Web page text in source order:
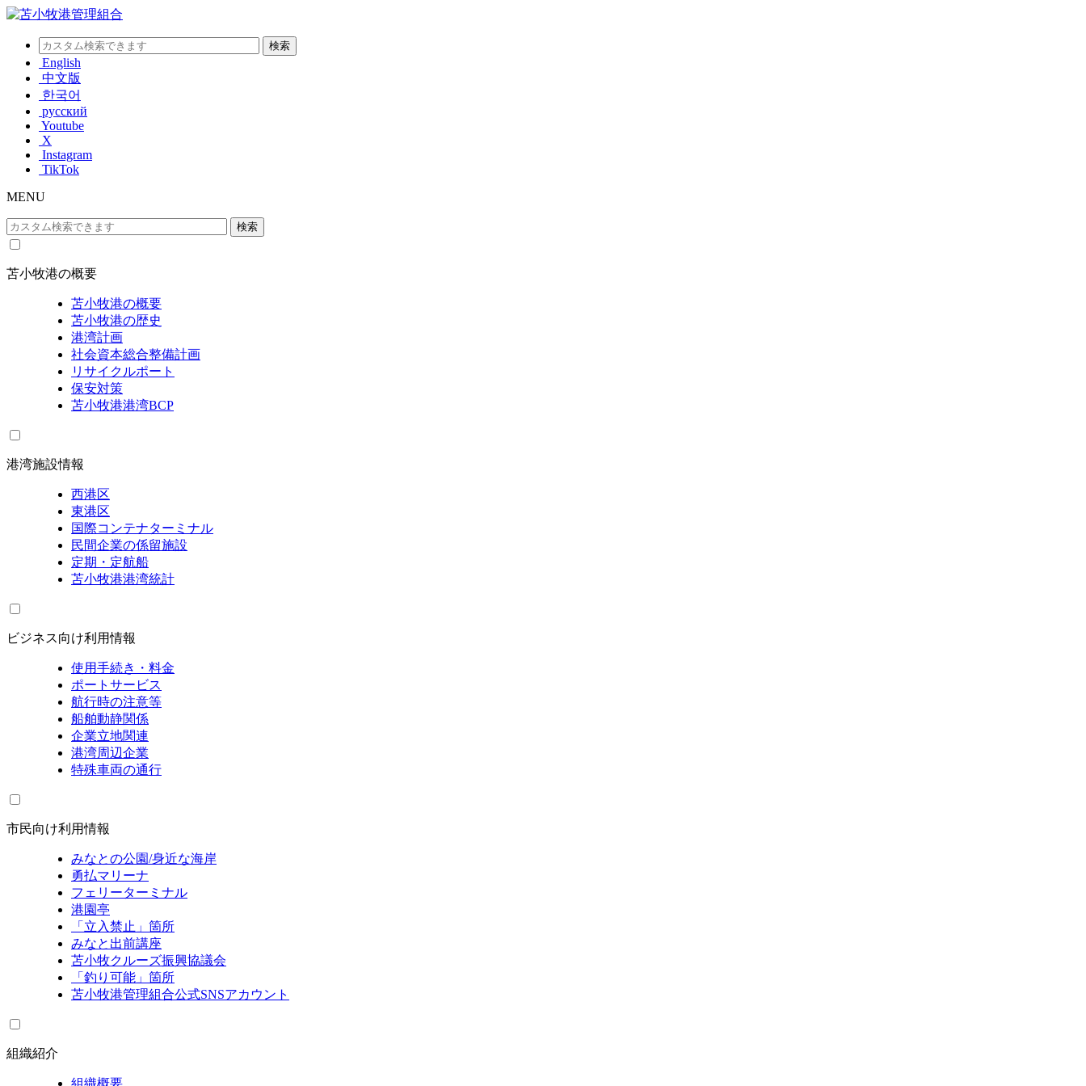
English
中文版
한국어
русский
Youtube
X
Instagram
TikTok
MENU
苫小牧港の概要
苫小牧港の概要
苫小牧港の歴史
港湾計画
社会資本総合整備計画
リサイクルポート
保安対策
苫小牧港港湾BCP
港湾施設情報
西港区
東港区
国際コンテナターミナル
民間企業の係留施設
定期・定航船
苫小牧港港湾統計
ビジネス向け利用情報
使用手続き・料金
ポートサービス
航行時の注意等
船舶動静関係
企業立地関連
港湾周辺企業
特殊車両の通行
市民向け利用情報
みなとの公園/身近な海岸
勇払マリーナ
フェリーターミナル
港園亭
「立入禁止」箇所
みなと出前講座
苫小牧クルーズ振興協議会
「釣り可能」箇所
苫小牧港管理組合公式SNSアカウント
組織紹介
組織概要